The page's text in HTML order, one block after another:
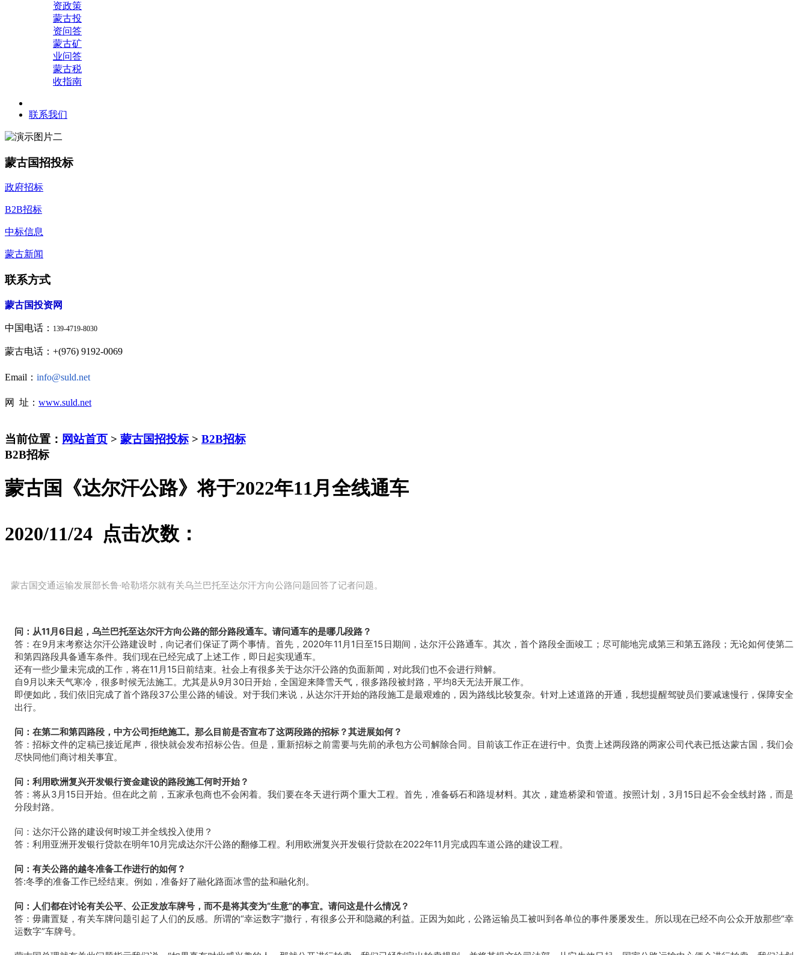
资政策
蒙古投
资问答
蒙古矿
业问答
蒙古税
收指南
联系我们
蒙古国招投标
政府招标
B2B招标
中标信息
蒙古新闻
联系方式
蒙古国投资网
中国电话： 139-4719-8030
蒙古电话：+(976) 9192-0069
Email： info@suld.net
网 址： www.suld.net
当前位置： 网站首页 > 蒙古国招投标> B2B招标
B2B招标
蒙古国《达尔汗公路》将于2022年11月全线通车
2020/11/24 点击次数：
蒙古国交通运输发展部长鲁·哈勒塔尔就有关乌兰巴托至达尔汗方向公路问题回答了记者问题。
问：从11月6日起，乌兰巴托至达尔汗方向公路的部分路段通车。请问通车的是哪几段路？
答：在9月末考察达尔汗公路建设时，向记者们保证了两个事情。首先，2020年11月1日至15日期间，达尔汗公路通车。其次，首个路段全面竣工；尽可能地完成第三和第五路段；无论如何使第二
和第四路段具备通车条件。我们现在已经完成了上述工作，即日起实现通车。
还有一些少量未完成的工作，将在11月15日前结束。社会上有很多关于达尔汗公路的负面新闻，对此我们也不会进行辩解。
自9月以来天气寒冷，很多时候无法施工。 尤其是从9月30日开始，全国迎来降雪天气，很多路段被封路，平均8天无法开展工作。
即便如此，我们依旧完成了首个路段37公里公路的铺设。 对于我们来说，从达尔汗开始的路段施工是最艰难的，因为路线比较复杂。针对上述道路的开通，我想提醒驾驶员们要减速慢行，保障安全
出行。
问：在第二和第四路段，中方公司拒绝施工。那么目前是否宣布了这两段路的招标？其进展如何？
答：招标文件的定稿已接近尾声，很快就会发布招标公告。 但是，重新招标之前需要与先前的承包方公司解除合同。 目前该工作正在进行中。负责上述两段路的两家公司代表已抵达蒙古国，我们会
尽快同他们商讨相关事宜。
问：利用欧洲复兴开发银行资金建设的路段施工何时开始？
答：将从3月15日开始。但在此之前，五家承包商也不会闲着。我们要在冬天进行两个重大工程。首先，准备砾石和路堤材料。其次，建造桥梁和管道。按照计划，3月15日起不会全线封路，而是
分段封路。
问：达尔汗公路的建设何时竣工并全线投入使用？
答：利用亚洲开发银行贷款在明年10月完成达尔汗公路的翻修工程。利用欧洲复兴开发银行贷款在2022年11月完成四车道公路的建设工程。
问：有关公路的越冬准备工作进行的如何？
答:冬季的准备工作已经结束。例如，准备好了融化路面冰雪的盐和融化剂。
问：人们都在讨论有关公平、公正发放车牌号，而不是将其变为“生意”的事宜。请问这是什么情况？
答：毋庸置疑，有关车牌问题引起了人们的反感。所谓的“幸运数字”撒行，有很多公开和隐藏的利益。 正因为如此，公路运输员工被叫到各单位的事件屡屡发生。 所以现在已经不向公众开放那些“幸
运数字”车牌号。